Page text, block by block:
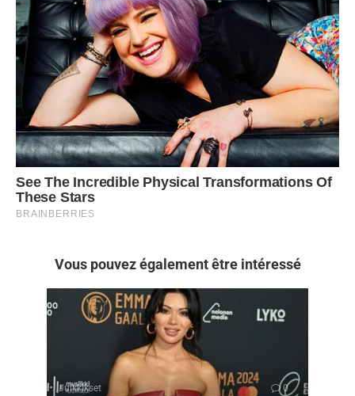
Vous pouvez également être intéressé
Julkkikset 0